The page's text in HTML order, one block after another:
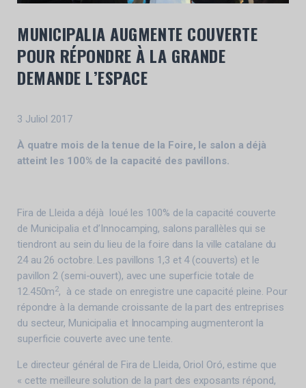
MUNICIPALIA AUGMENTE COUVERTE
POUR RÉPONDRE À LA GRANDE
DEMANDE L’ESPACE
3 Juliol 2017
À quatre mois de la tenue de la Foire, le salon a déjà
atteint les 100% de la capacité des pavillons.
Fira de Lleida a déjà loué les 100% de la capacité couverte
de Municipalia et d’Innocamping, salons parallèles qui se
tiendront au sein du lieu de la foire dans la ville catalane du
24 au 26 octobre. Les pavillons 1,3 et 4 (couverts) et le
pavillon 2 (semi-ouvert), avec une superficie totale de
12.450m2, à ce stade on enregistre une capacité pleine. Pour
répondre à la demande croissante de la part des entreprises
du secteur, Municipalia et Innocamping augmenteront la
superficie couverte avec une tente.
Le directeur général de Fira de Lleida, Oriol Oró, estime que
« cette meilleure solution de la part des exposants répond,